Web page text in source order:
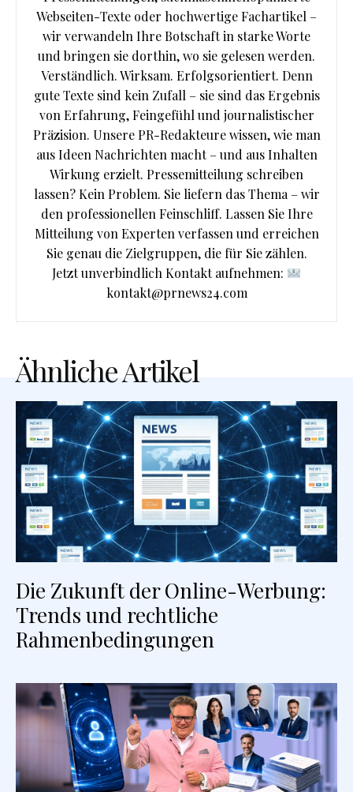
Webseiten-Texte oder hochwertige Fachartikel –
wir verwandeln Ihre Botschaft in starke Worte
und bringen sie dorthin, wo sie gelesen werden.
Verständlich. Wirksam. Erfolgsorientiert. Denn
gute Texte sind kein Zufall – sie sind das Ergebnis
von Erfahrung, Feingefühl und journalistischer
Präzision. Unsere PR-Redakteure wissen, wie man
aus Ideen Nachrichten macht – und aus Inhalten
Wirkung erzielt. Pressemitteilung schreiben
lassen? Kein Problem. Sie liefern das Thema – wir
den professionellen Feinschliff. Lassen Sie Ihre
Mitteilung von Experten verfassen und erreichen
Sie genau die Zielgruppen, die für Sie zählen.
Jetzt unverbindlich Kontakt aufnehmen:
kontakt@prnews24.com
Ähnliche Artikel
Die Zukunft der Online-Werbung:
Trends und rechtliche
Rahmenbedingungen